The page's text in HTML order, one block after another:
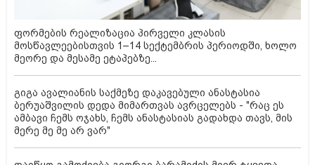
ფორმების რეალიზაცია პირველი კლასის
მოსწავლეებისთვის 1–14 სექტემბრის პერიოდში, ხოლო
მეორე და მესამე ეტაპებზე...
გიგა ავალიანის საქმეზე დაკავებული ანასტასია
ბერუაშვილის დედა მიმართვას ავრცელებს - "რაც ეს
ამბავი ჩემს ოჯახს, ჩემს ანასტასიას გადახდა თავს, მის
მერე მე მე არ ვარ"